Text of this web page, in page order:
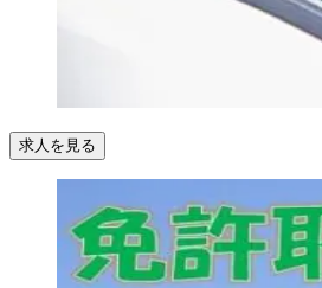
求人を見る